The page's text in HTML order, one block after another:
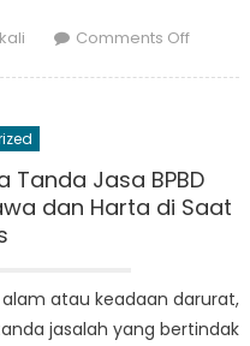
Comments Offon
Darurat
BPBD
Tanda Jasa BPBD
dan Harta di Saat
atau keadaan darurat,
jasalah yang bertindak